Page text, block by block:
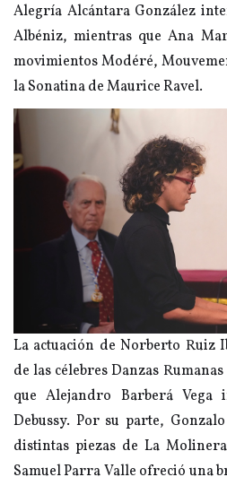
Alegría Alcántara González
Albéniz, mientras que Ana
movimientos Modéré,
la Sonatina de Maurice Ravel.
La actuación de Norberto
de las célebres Danzas
que Alejandro Barberá Vega
Debussy. Por su parte,
distintas piezas de La
Samuel Parra Valle ofreció una